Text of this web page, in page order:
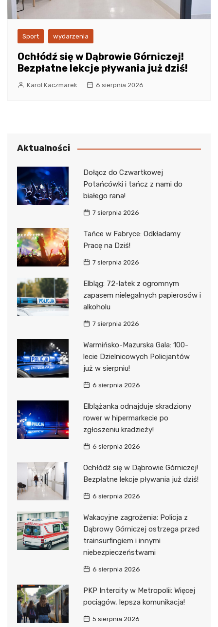
Sport wydarzenia
Ochłódź się w Dąbrowie Górniczej!
Bezpłatne lekcje pływania już dziś!
Karol Kaczmarek 6 sierpnia 2026
Aktualności
Dołącz do Czwartkowej
Potańcówki i tańcz z nami do
białego rana!
7 sierpnia 2026
Tańce w Fabryce: Odkładamy
Pracę na Dziś!
7 sierpnia 2026
Elbląg: 72-latek z ogromnym
zapasem nielegalnych papierosów i
alkoholu
7 sierpnia 2026
Warmińsko-Mazurska Gala: 100-
lecie Dzielnicowych Policjantów
już w sierpniu!
6 sierpnia 2026
Elblążanka odnajduje skradziony
rower w hipermarkecie po
zgłoszeniu kradzieży!
6 sierpnia 2026
Ochłódź się w Dąbrowie Górniczej!
Bezpłatne lekcje pływania już dziś!
6 sierpnia 2026
Wakacyjne zagrożenia: Policja z
Dąbrowy Górniczej ostrzega przed
trainsurfingiem i innymi
niebezpieczeństwami
6 sierpnia 2026
PKP Intercity w Metropolii: Więcej
pociągów, lepsza komunikacja!
5 sierpnia 2026